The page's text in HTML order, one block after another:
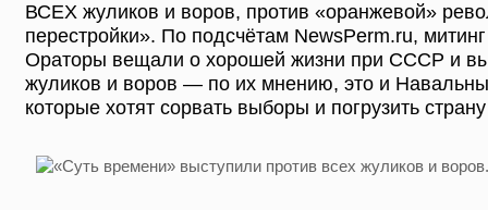
ВСЕХ жуликов и воров, против «оранжевой»
перестройки». По подсчётам NewsPerm.ru,
Ораторы вещали о хорошей жизни при СССР и
жуликов и воров — по их мнению, это и
которые хотят сорвать выборы и погрузить